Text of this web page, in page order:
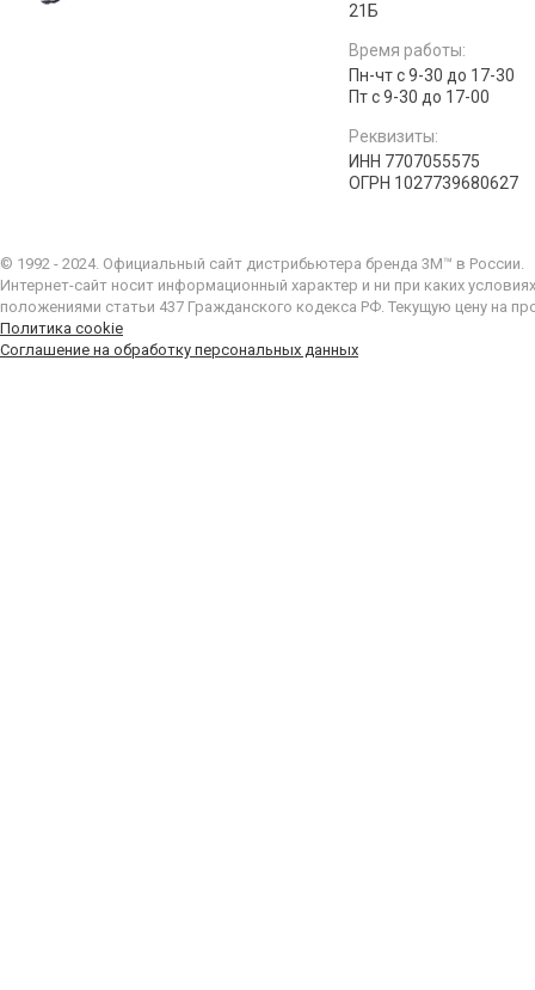
21Б
Время работы:
Пн-чт с 9-30 до 17-30
Пт с 9-30 до 17-00
Реквизиты:
ИНН 7707055575
ОГРН 1027739680627
© 1992 - 2024. Официальный сайт дистрибьютера бренда 3M™ в России.
Интернет-сайт носит информационный характер и ни при каких
положениями статьи 437 Гражданского кодекса РФ. Текущую цену на
Политика cookie
Соглашение на обработку персональных данных